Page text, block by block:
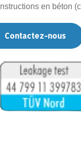
en béton
Contactez-nous